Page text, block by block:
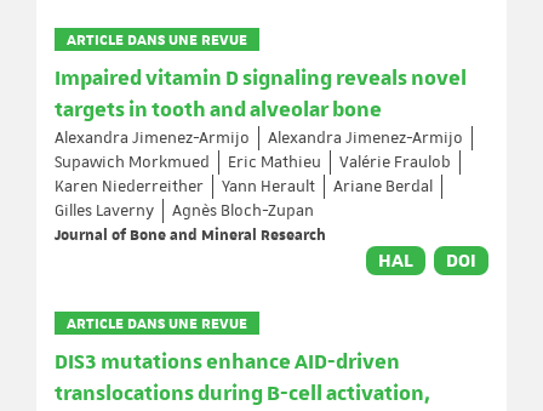
ARTICLE DANS UNE REVUE
Impaired vitamin D signaling reveals novel
targets in tooth and alveolar bone
Alexandra Jimenez-Armijo
Alexandra Jimenez-Armijo
Supawich Morkmued
Eric Mathieu
Valérie Fraulob
Karen Niederreither
Yann Herault
Ariane Berdal
Gilles Laverny
Agnès Bloch-Zupan
Journal of Bone and Mineral Research
HAL DOI
ARTICLE DANS UNE REVUE
DIS3 mutations enhance AID-driven
translocations during B-cell activation,